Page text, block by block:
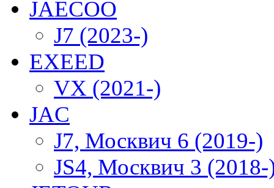
JAECOO
J7 (2023-)
EXEED
VX (2021-)
JAC
J7, Москвич 6 (2019-)
JS4, Москвич 3 (2018-